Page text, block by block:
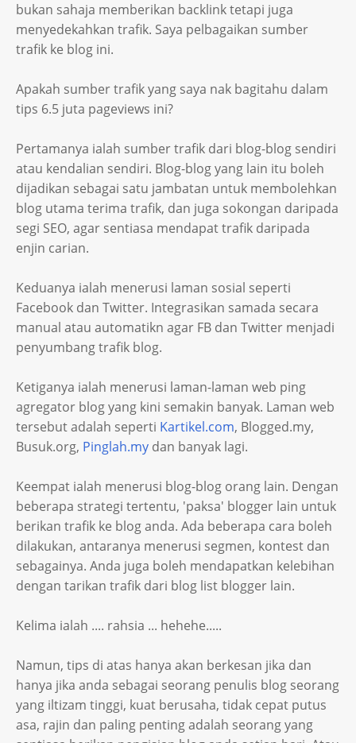
bukan sahaja memberikan backlink tetapi juga
menyedekahkan trafik. Saya pelbagaikan sumber
trafik ke blog ini.
Apakah sumber trafik yang saya nak bagitahu dalam
tips 6.5 juta pageviews ini?
Pertamanya ialah sumber trafik dari blog-blog sendiri
atau kendalian sendiri. Blog-blog yang lain itu boleh
dijadikan sebagai satu jambatan untuk membolehkan
blog utama terima trafik, dan juga sokongan daripada
segi SEO, agar sentiasa mendapat trafik daripada
enjin carian.
Keduanya ialah menerusi laman sosial seperti
Facebook dan Twitter. Integrasikan samada secara
manual atau automatikn agar FB dan Twitter menjadi
penyumbang trafik blog.
Ketiganya ialah menerusi laman-laman web ping
agregator blog yang kini semakin banyak. Laman web
tersebut adalah seperti Kartikel.com, Blogged.my,
Busuk.org, Pinglah.my dan banyak lagi.
Keempat ialah menerusi blog-blog orang lain. Dengan
beberapa strategi tertentu, 'paksa' blogger lain untuk
berikan trafik ke blog anda. Ada beberapa cara boleh
dilakukan, antaranya menerusi segmen, kontest dan
sebagainya. Anda juga boleh mendapatkan kelebihan
dengan tarikan trafik dari blog list blogger lain.
Kelima ialah .... rahsia ... hehehe.....
Namun, tips di atas hanya akan berkesan jika dan
hanya jika anda sebagai seorang penulis blog seorang
yang iltizam tinggi, kuat berusaha, tidak cepat putus
asa, rajin dan paling penting adalah seorang yang